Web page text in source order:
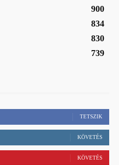
900
834
830
739
TETSZIK
KÖVETÉS
KÖVETÉS